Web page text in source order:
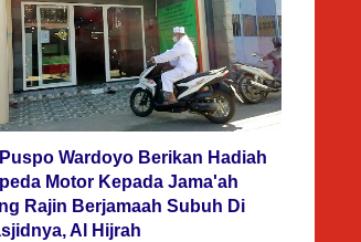
Puspo Wardoyo Berikan Hadiah
Motor Kepada Jama'ah
Rajin Berjamaah Subuh Di
Al Hijrah